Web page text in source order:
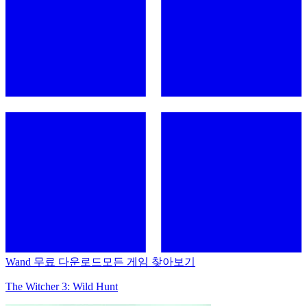
Wand 무료 다운로드 모든 게임 찾아보기
The Witcher 3: Wild Hunt